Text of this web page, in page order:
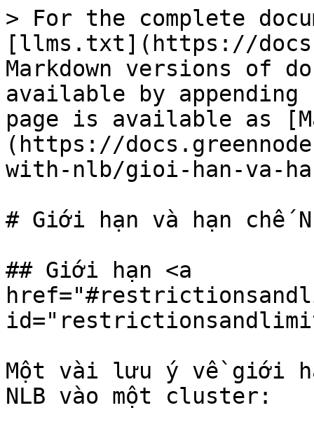
> For the complete
[llms.txt](https://
Markdown versions of
available by
page is available as
(https://
with-nlb/gioi-han-va-
# Giới hạn và hạn chế
## Giới hạn <a
Một vài lưu ý về giới
NLB vào một cluster: